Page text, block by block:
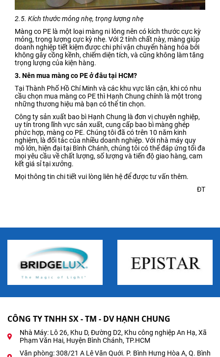
2.5. Kích thước mỏng nhẹ, trọng lượng nhẹ
Màng co PE là một loại màng ni lông nên có kích thước cực kỳ
mỏng, trọng lượng cực kỳ nhẹ. Với 2 tính chất này, màng giúp
doanh nghiệp tiết kiệm được chi phí vận chuyển hàng hóa bởi
không gây cồng kềnh, chiếm diện tích, và cũng không làm tăng
trọng lượng của kiện hàng.
3. Nên mua màng co PE ở đâu tại HCM?
Tại Thành Phố Hồ Chí Minh và các khu vực lân cận, khi có nhu
cầu chọn mua màng co PE thì Hạnh Chung chính là một trong
những thương hiệu mà bạn có thể tin chọn.
Công ty sản xuất bao bì Hạnh Chung là đơn vị chuyên nghiệp,
uy tín trong lĩnh vực sản xuất, cung cấp bao bì màng ghép
phức hợp, màng co PE. Chúng tôi đã có trên 10 năm kinh
nghiệm, là đối tác của nhiều doanh nghiệp. Với nhà máy quy
mô lớn, hiện đại tại Bình Chánh, chúng tôi có thể đáp ứng tối đa
mọi yêu cầu về chất lượng, số lượng và tiến độ giao hàng, cam
kết giá sỉ tại xưởng.
Mọi thông tin chi tiết vui lòng liên hệ để được tư vấn thêm.
ĐT
CÔNG TY TNHH SX - TM - DV HẠNH CHUNG
Nhà Máy: Lô 26, Khu D, Đường D2, Khu công nghiệp An Hạ, Xã
Phạm Văn Hai, Huyện Bình Chánh, TP.HCM
Văn phòng: 308/21 A Lê Văn Quới. P. Bình Hưng Hòa A, Q. Bình